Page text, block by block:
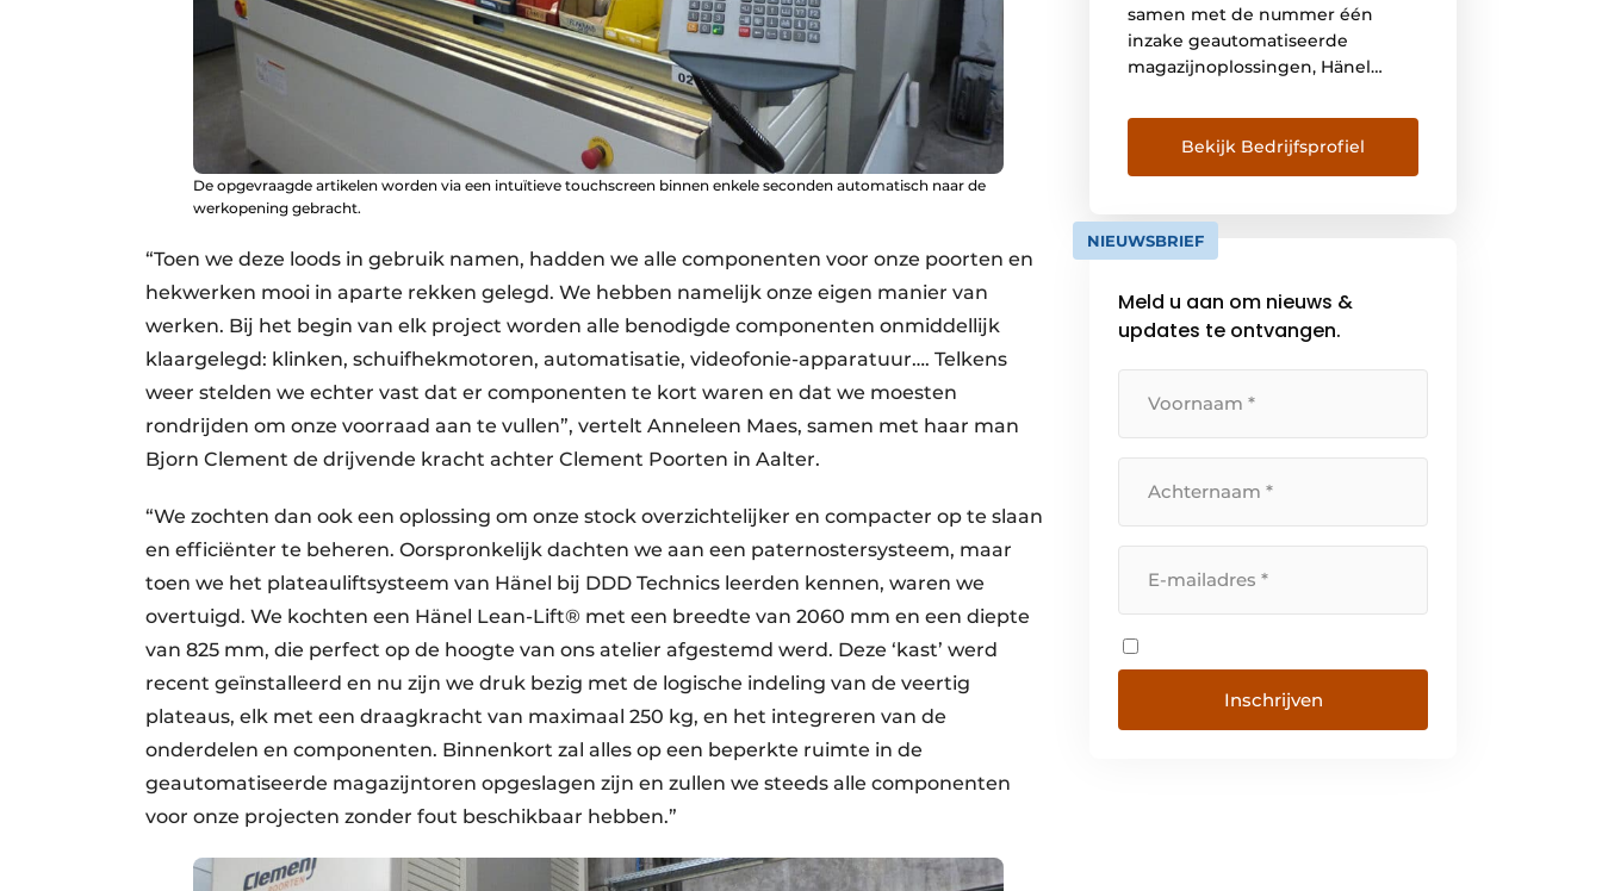
De opgevraagde artikelen worden via een intuïtieve touchscreen binnen enkele seconden automatisch naar de
werkopening gebracht.
“Toen we deze loods in gebruik namen, hadden we alle componenten voor onze poorten en
hekwerken mooi in aparte rekken gelegd. We hebben namelijk onze eigen manier van
werken. Bij het begin van elk project worden alle benodigde componenten onmiddellijk
klaargelegd: klinken, schuifhekmotoren, automatisatie, videofonie-apparatuur…. Telkens
weer stelden we echter vast dat er componenten te kort waren en dat we moesten
rondrijden om onze voorraad aan te vullen”, vertelt Anneleen Maes, samen met haar man
Bjorn Clement de drijvende kracht achter Clement Poorten in Aalter.
“We zochten dan ook een oplossing om onze stock overzichtelijker en compacter op te slaan
en efficiënter te beheren. Oorspronkelijk dachten we aan een paternostersysteem, maar
toen we het plateauliftsysteem van Hänel bij DDD ­Technics leerden kennen, waren we
overtuigd. We kochten een Hänel Lean-Lift® met een breedte van 2060 mm en een diepte
van 825 mm, die perfect op de hoogte van ons atelier afgestemd werd. Deze ‘kast’ werd
recent geïnstalleerd en nu zijn we druk bezig met de logische indeling van de veertig
plateaus, elk met een draagkracht van maximaal 250 kg, en het integreren van de
onderdelen en componenten. Binnenkort zal alles op een beperkte ruimte in de
geautomatiseerde magazijntoren opgeslagen zijn en zullen we steeds alle componenten
voor onze projecten zonder fout beschikbaar hebben.”
samen met de nummer één
inzake geautomatiseerde
magazijnoplossingen, Hänel
Friedrichshal, Duitsland). DDD
Technics is de enige officiële
dealer van alle Hänel-producten
we deel uitmaken van de Hänel-
familie, die over verkoopcentra
Bekijk Bedrijfsprofiel
NIEUWSBRIEF
Meld u aan om nieuws &
updates te ontvangen.